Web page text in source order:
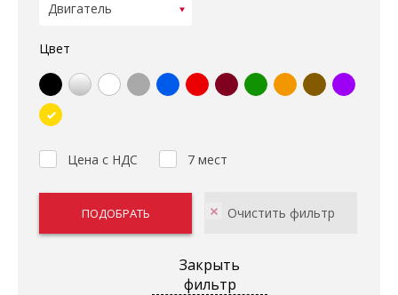
Цвет
Цена с НДС 7 мест
Закрыть
фильтр